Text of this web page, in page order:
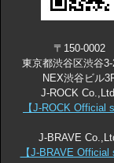
〒150-0002
東京都渋谷区渋谷3-
NEX渋谷ビル
J-ROCK
【J-ROCK Official
J-BRAVE
【J-BRAVE Official